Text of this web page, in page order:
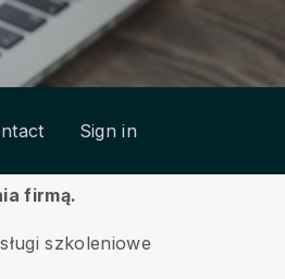
Sign in
firmą.
szkoleniowe